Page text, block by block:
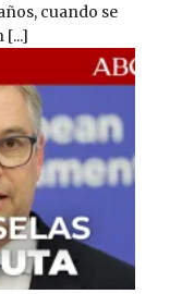
cuando se
[...]